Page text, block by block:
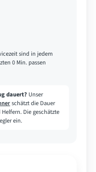
sind in jedem
0 Min. passen
dauert? Unser
schätzt die Dauer
Die geschätzte
ein.